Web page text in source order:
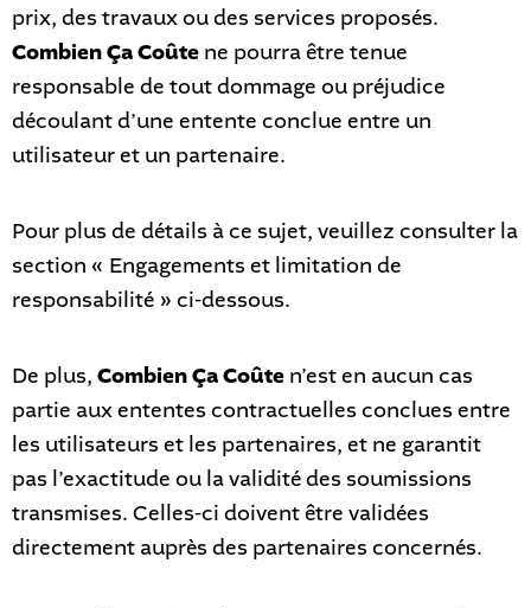
prix, des travaux ou des services proposés.
Combien Ça Coûte ne pourra être tenue
responsable de tout dommage ou préjudice
découlant d’une entente conclue entre un
utilisateur et un partenaire.
Pour plus de détails à ce sujet, veuillez consulter la
section « Engagements et limitation de
responsabilité » ci-dessous.
De plus, Combien Ça Coûte n’est en aucun cas
partie aux ententes contractuelles conclues entre
les utilisateurs et les partenaires, et ne garantit
pas l’exactitude ou la validité des soumissions
transmises. Celles-ci doivent être validées
directement auprès des partenaires concernés.